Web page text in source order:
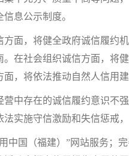
息公示制度。
，将健全政府诚信履约
在社会组织诚信方面，将
，将依法推动自然人信用
存在的诚信履约意识不
实施守信激励和失信惩戒
国（福建）”网站服务；